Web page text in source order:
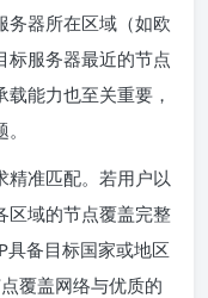
务器所在区域（如欧
标服务器最近的节点
能力也至关重要，
精准匹配。若用户以
区域的节点覆盖完整
具备目标国家或地区
覆盖网络与优质的